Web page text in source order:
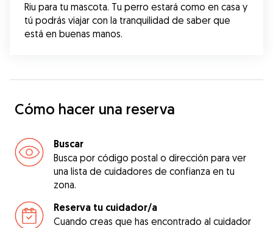
Riu para tu mascota. Tu perro estará como en casa y
tú podrás viajar con la tranquilidad de saber que
está en buenas manos.
Cómo hacer una reserva
Buscar
Busca por código postal o dirección para ver
una lista de cuidadores de confianza en tu
zona.
Reserva tu cuidador/a
Cuando creas que has encontrado al cuidador